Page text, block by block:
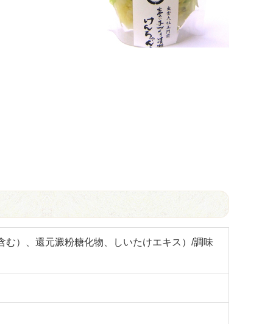
）、還元澱粉糖化物、しいたけエキス）/調味